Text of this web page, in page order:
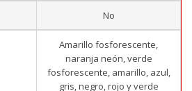
No
Amarillo fosforescente,
naranja neón, verde
fosforescente, amarillo, azul,
gris, negro, rojo y verde